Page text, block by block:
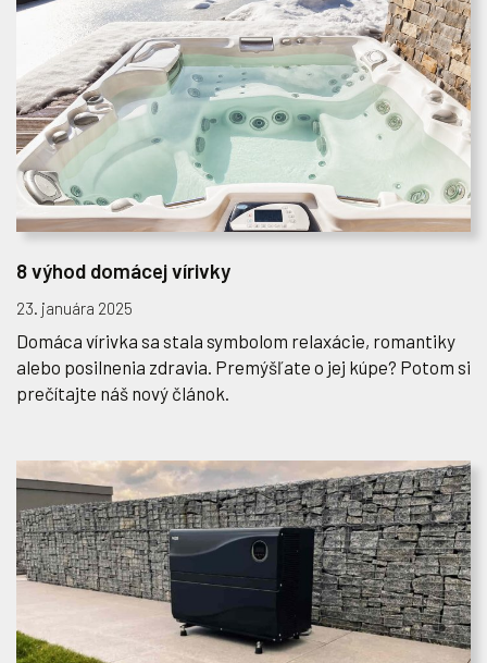
8 výhod domácej vírivky
23. januára 2025
Domáca vírivka sa stala symbolom relaxácie, romantiky
alebo posilnenia zdravia. Premýšľate o jej kúpe? Potom si
prečítajte náš nový článok.